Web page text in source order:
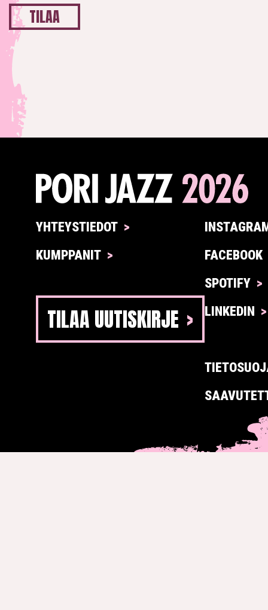
YHTEYSTIEDOT
KUMPPANIT
TILAA UUTISKIRJE
FACEBOOK
SPOTIFY
LINKEDIN